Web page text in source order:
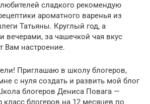
сладкого рекомендую
ароматного варенья из
Татьяны. Круглый год, а
вечерами, за чашечкой чая вкус
Вам настроение.
Приглашаю в школу блогеров,
с нуля создать и развить мой блог
блогеров Дениса Повага —
класс блогеров на 12 месяцев по